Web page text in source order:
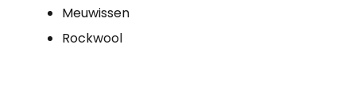
Meuwissen
Rockwool